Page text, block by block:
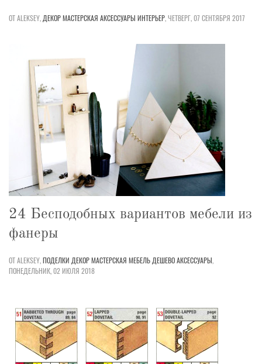
ОТ ALEKSEY, ДЕКОРМАСТЕРСКАЯ АКСЕССУАРЫ ИНТЕРЬЕР,ЧЕТВЕРГ, 07 СЕНТЯБРЯ 2017
24 Бесподобных вариантов мебели из
фанеры
ОТ ALEKSEY,ПОДЕЛКИ ДЕКОРМАСТЕРСКАЯ МЕБЕЛЬ ДЕШЕВОАКСЕССУАРЫ,
ПОНЕДЕЛЬНИК, 02 ИЮЛЯ 2018